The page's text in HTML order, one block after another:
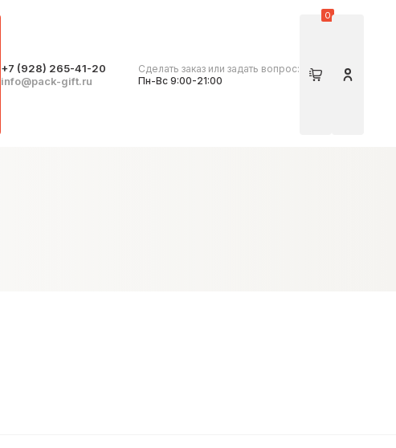
+7 (928) 265-41-20
info@pack-gift.ru
Сделать заказ или задать вопрос:
Пн-Вс 9:00-21:00
Корзина
0
Личный